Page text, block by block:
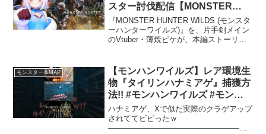
スター討伐配信【MONSTER
HUNTER WILDS / Vtuber薄焼ピ
ケ 】
『MONSTER HUNTER WILDS (モンスタ
ーハンターワイルズ)』を、片手剣メイン
のVtuber・薄焼ピケが、本編ストーリー
ない片手剣ハンターが物語の続きを追...
モンスター＆MAP
【モンハンワイルズ】レア環境生
物『タイリンハナミアゲ』捕獲方
法!! #モンハンワイルズ #モンハ
ン #レア環境生物
ハナミアゲ、Xで似た実際のクラゲアップ
されててビビったｗ
――――――――――――――――――